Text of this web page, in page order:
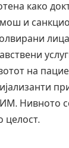
како
и
на
Нивното
целост.